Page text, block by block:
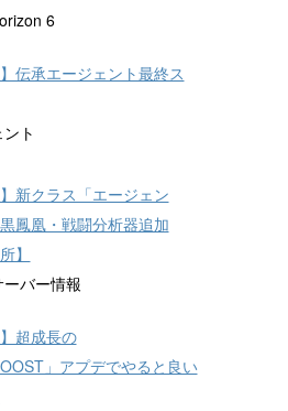
6
】伝承エージェント最終ス
ト
】新クラス「エージェン
鳳凰・戦闘分析器追加
】
バー情報
超成長の
」アプデでやると良い